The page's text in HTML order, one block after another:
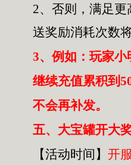
2、否则，满足
送奖励消耗次数
3、例如：玩家
继续充值累积到
不会再补发。
五、大宝罐开大
【活动时间】 开